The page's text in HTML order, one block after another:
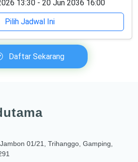
13:30 - 20 Jun 2036 16:00
Pilih Jadwal Ini
Daftar Sekarang
01/21, Trihanggo, Gamping,